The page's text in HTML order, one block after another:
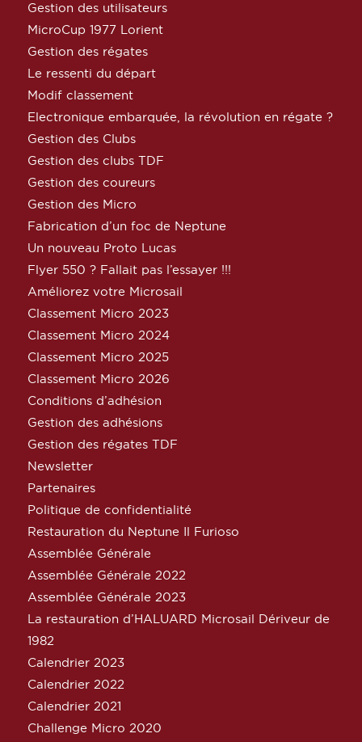
Gestion des utilisateurs
MicroCup 1977 Lorient
Gestion des régates
Le ressenti du départ
Modif classement
Electronique embarquée, la révolution en régate ?
Gestion des Clubs
Gestion des clubs TDF
Gestion des coureurs
Gestion des Micro
Fabrication d’un foc de Neptune
Un nouveau Proto Lucas
Flyer 550 ? Fallait pas l’essayer !!!
Améliorez votre Microsail
Classement Micro 2023
Classement Micro 2024
Classement Micro 2025
Classement Micro 2026
Conditions d’adhésion
Gestion des adhésions
Gestion des régates TDF
Newsletter
Partenaires
Politique de confidentialité
Restauration du Neptune Il Furioso
Assemblée Générale
Assemblée Générale 2022
Assemblée Générale 2023
La restauration d’HALUARD Microsail Dériveur de
1982
Calendrier 2023
Calendrier 2022
Calendrier 2021
Challenge Micro 2020